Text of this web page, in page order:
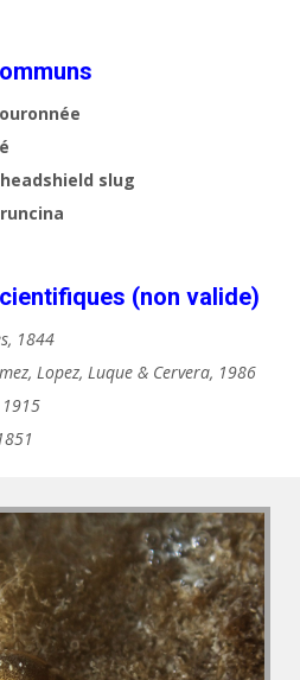
slug
(non valide)
1844
Lopez, Luque & Cervera, 1986